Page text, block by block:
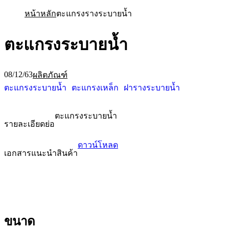
หน้าหลักตะแกรงรางระบายน้ำ
ตะแกรงระบายน้ำ
08/12/63ผลิตภัณฑ์
ตะแกรงระบายน้ำ
ตะแกรงเหล็ก ฝารางระบายน้ำ
รายละเอียดย่อ
ตะแกรงระบายน้ำ
เอกสารแนะนำสินค้า
ดาวน์โหลด
ขนาด